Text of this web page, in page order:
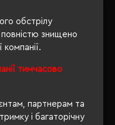
обстрілу
знищено
тимчасово
партнерам та
і багаторічну